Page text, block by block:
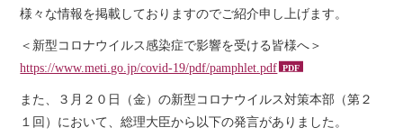
様々な情報を掲載しておりますのでご紹介申し上げます。
＜新型コロナウイルス感染症で影響を受ける皆様へ＞
https://www.meti.go.jp/covid-19/pdf/pamphlet.pdf
また、３月２０日（金）の新型コロナウイルス対策本部（第２
１回）において、総理大臣から以下の発言がありました。